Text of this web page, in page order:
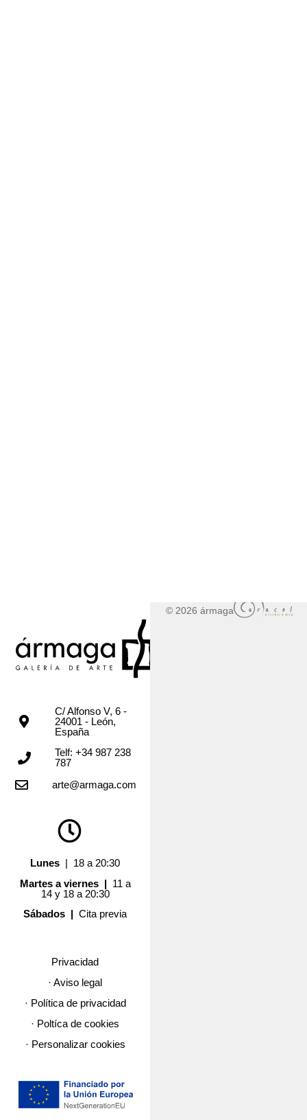
C/ Alfonso V, 6 -
24001 - León,
España
Telf: +34 987 238
787
arte@armaga.com
Lunes | 18 a 20:30
Martes a viernes | 11 a
14 y 18 a 20:30
Sábados |Cita previa
Privacidad
· Aviso legal
· Política de privacidad
· Poltíca de cookies
· Personalizar cookies
© 2026 ármaga